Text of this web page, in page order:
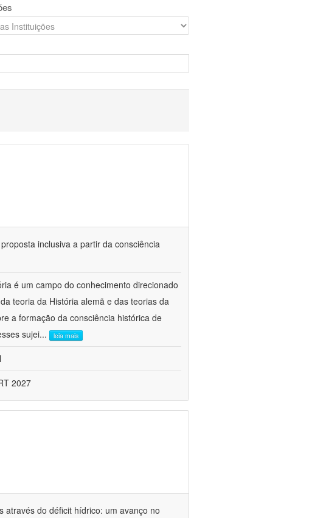
inclusiva a partir da consciência
é um campo do conhecimento direcionado
teoria da História alemã e das teorias da
a formação da consciência histórica de
sujei... leia mais
2027
através do déficit hídrico: um avanço no